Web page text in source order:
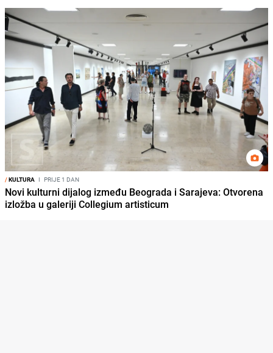
/KULTURA I PRIJE 1 DAN
Novi kulturni dijalog između Beograda i Sarajeva: Otvorena
izložba u galeriji Collegium artisticum